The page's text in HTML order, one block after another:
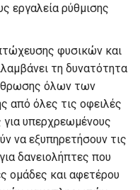
εργαλεία ρύθμισης
φυσικών και
τη δυνατότητα
όλων των
από όλες τις οφειλές
για υπερχρεωμένους
να εξυπηρετήσουν τις
δανειολήπτες που
ομάδες και αφετέρου